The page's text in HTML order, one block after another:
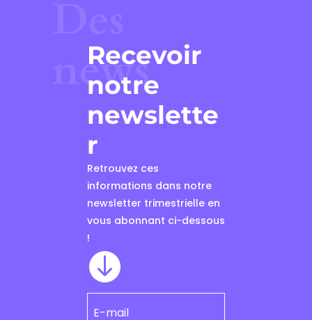
news
Recevoir
notre
newslette
r
Retrouvez ces
informations dans notre
newsletter trimestrielle en
vous abonnant ci-dessous
!
